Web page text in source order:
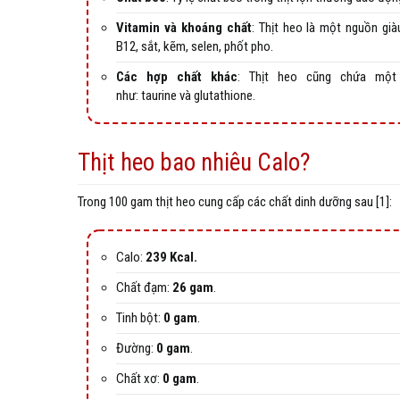
Vitamin và khoáng chất: Thịt heo là một nguồn
B12, sắt, kẽm, selen, phốt pho.
Các hợp chất khác: Thịt heo cũng chứa
như: taurine và glutathione.
Thịt heo bao nhiêu Calo?
Trong 100 gam thịt heo cung cấp các chất dinh dưỡng sau [1]:
Calo: 239 Kcal.
Chất đạm: 26 gam.
Tinh bột: 0 gam.
Đường: 0 gam.
Chất xơ: 0 gam.